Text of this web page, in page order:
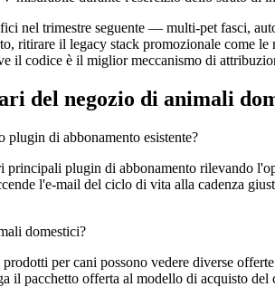
nel trimestre seguente — multi-pet fasci,
ritirare il legacy stack promozionale come
il codice è il miglior meccanismo di
del negozio di animali
di abbonamento esistente?
plugin di abbonamento rilevando
l'e-mail del ciclo di vita alla cadenza
domestici?
per cani possono vedere diverse
pacchetto offerta al modello di acquisto